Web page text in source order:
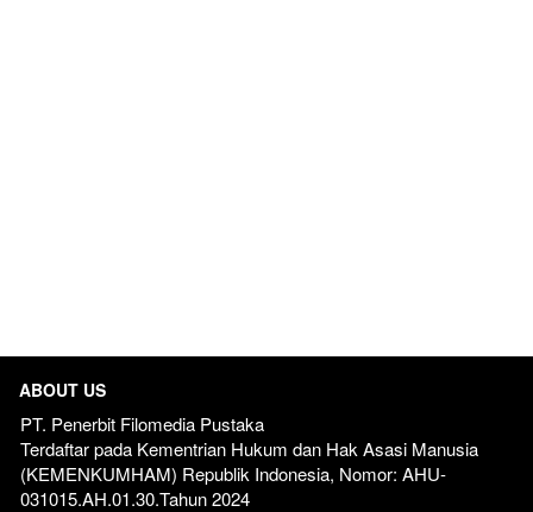
ABOUT US
PT. Penerbit Filomedia Pustaka
Terdaftar pada Kementrian Hukum dan Hak Asasi Manusia
(KEMENKUMHAM) Republik Indonesia, Nomor: AHU-
031015.AH.01.30.Tahun 2024